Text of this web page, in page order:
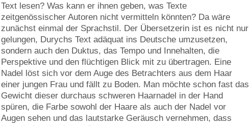
Text lesen? Was kann er ihnen geben, was Texte
zeitgenössischer Autoren nicht vermitteln könnten? Da wäre
zunächst einmal der Sprachstil. Der Übersetzerin ist es nicht nur
gelungen, Durychs Text adäquat ins Deutsche umzusetzen,
sondern auch den Duktus, das Tempo und Innehalten, die
Perspektive und den flüchtigen Blick mit zu übertragen. Eine
Nadel löst sich vor dem Auge des Betrachters aus dem Haar
einer jungen Frau und fällt zu Boden. Man möchte schon fast das
Gewicht dieser durchaus schweren Haarnadel in der Hand
spüren, die Farbe sowohl der Haare als auch der Nadel vor
Augen sehen und das lautstarke Geräusch vernehmen, dass